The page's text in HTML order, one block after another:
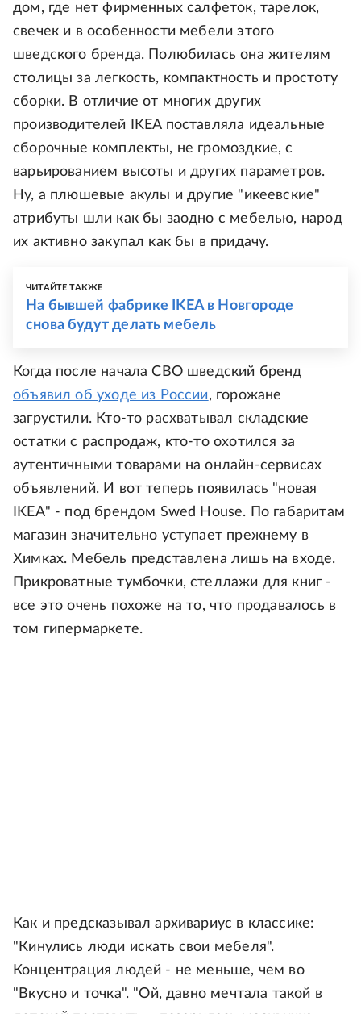
дом, где нет фирменных салфеток, тарелок,
свечек и в особенности мебели этого
шведского бренда. Полюбилась она жителям
столицы за легкость, компактность и простоту
сборки. В отличие от многих других
производителей IKEA поставляла идеальные
сборочные комплекты, не громоздкие, с
варьированием высоты и других параметров.
Ну, а плюшевые акулы и другие "икеевские"
атрибуты шли как бы заодно с мебелью, народ
их активно закупал как бы в придачу.
ЧИТАЙТЕ ТАКЖЕ
На бывшей фабрике IKEA в Новгороде
снова будут делать мебель
Когда после начала СВО шведский бренд
объявил об уходе из России, горожане
загрустили. Кто-то расхватывал складские
остатки с распродаж, кто-то охотился за
аутентичными товарами на онлайн-сервисах
объявлений. И вот теперь появилась "новая
IKEA" - под брендом Swed House. По габаритам
магазин значительно уступает прежнему в
Химках. Мебель представлена лишь на входе.
Прикроватные тумбочки, стеллажи для книг -
все это очень похоже на то, что продавалось в
том гипермаркете.
Как и предсказывал архивариус в классике:
"Кинулись люди искать свои мебеля".
Концентрация людей - не меньше, чем во
"Вкусно и точка". "Ой, давно мечтала такой в